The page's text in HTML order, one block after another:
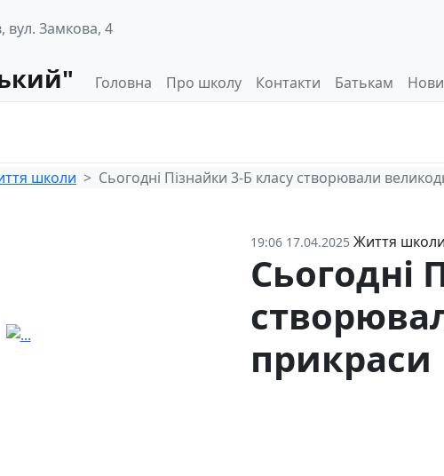
вул. Замкова, 4
Головна Про школу Контакти Батькам
школи Сьогодні Пізнайки 3-Б класу створювали
19:06 17.04.2025 Життя школи
Сьогодні
прикраси